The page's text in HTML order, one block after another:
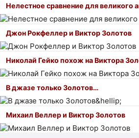
Нелестное сравнение для великого
Джон Рокфеллер и Виктор Золотов
Николай Гейко похож на Виктора
В джазе только Золотов…
Михаил Веллер и Виктор Золотов